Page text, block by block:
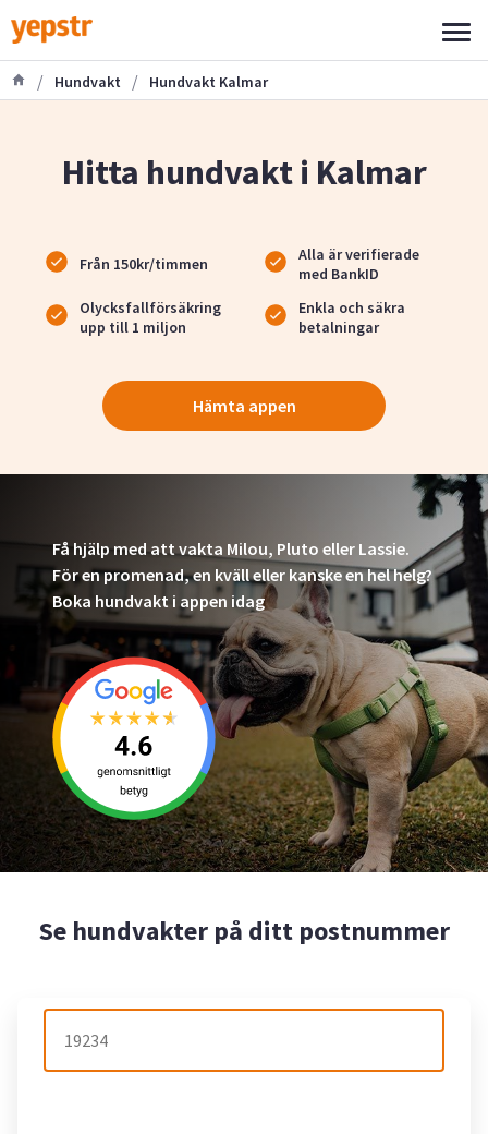
/ Hundvakt / Hundvakt Kalmar
Hitta hundvakt i Kalmar
Från 150kr/timmen
Alla är verifierade
med BankID
Olycksfallförsäkring
upp till 1 miljon
Enkla och säkra
betalningar
Hämta appen
Få hjälp med att vakta Milou, Pluto eller Lassie.
För en promenad, en kväll eller kanske en hel helg?
Boka hundvakt i appen idag
Se hundvakter på ditt postnummer